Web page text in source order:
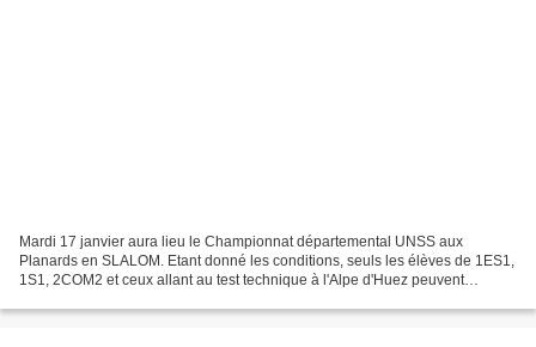
Mardi 17 janvier aura lieu le Championnat départemental UNSS aux
Planards en SLALOM. Etant donné les conditions, seuls les élèves de 1ES1,
1S1, 2COM2 et ceux allant au test technique à l'Alpe d'Huez peuvent